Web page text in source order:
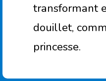
transformant
douillet,
princesse.